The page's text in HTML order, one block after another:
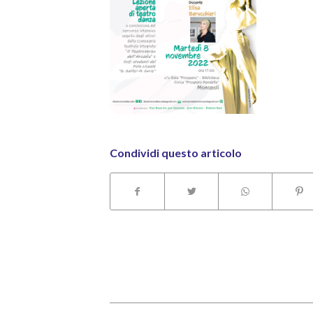
Condividi questo articolo